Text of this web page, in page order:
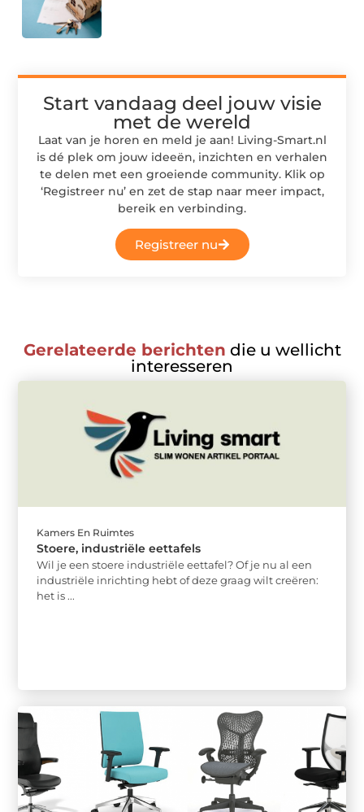
Start vandaag deel jouw visie
met de wereld
Laat van je horen en meld je aan! Living-Smart.nl
is dé plek om jouw ideeën, inzichten en verhalen
te delen met een groeiende community. Klik op
‘Registreer nu’ en zet de stap naar meer impact,
bereik en verbinding.
Registreer nu
Gerelateerde berichten die u wellicht
interesseren
Kamers En Ruimtes
Stoere, industriële eettafels
Wil je een stoere industriële eettafel? Of je nu al een
industriële inrichting hebt of deze graag wilt creëren:
het is ...